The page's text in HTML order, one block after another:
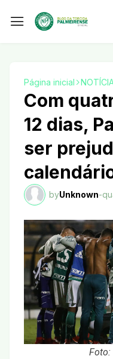
Página inicial
Com
12 dias,
ser
byUnknown-
Foto: